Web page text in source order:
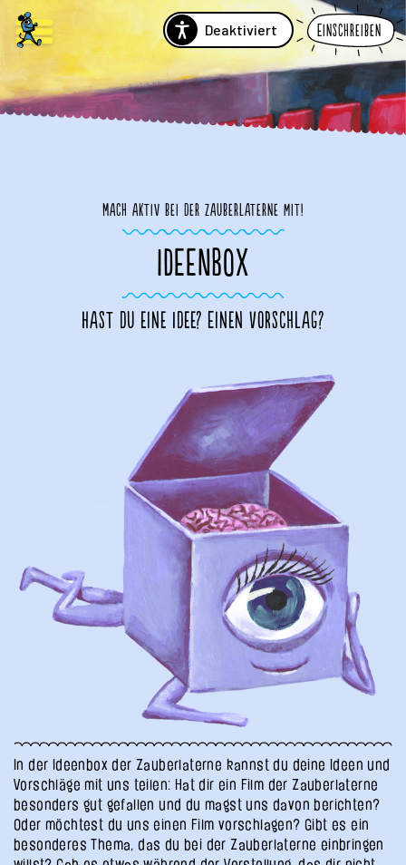
Deaktiviert Einschreiben
Mach aktiv bei der Zauberlaterne mit!
IDEENBOX
Hast du eine Idee? Einen Vorschlag?
In der Ideenbox der Zauberlaterne kannst du deine Ideen und
Vorschläge mit uns teilen: Hat dir ein Film der Zauberlaterne
besonders gut gefallen und du magst uns davon berichten?
Oder möchtest du uns einen Film vorschlagen? Gibt es ein
besonderes Thema, das du bei der Zauberlaterne einbringen